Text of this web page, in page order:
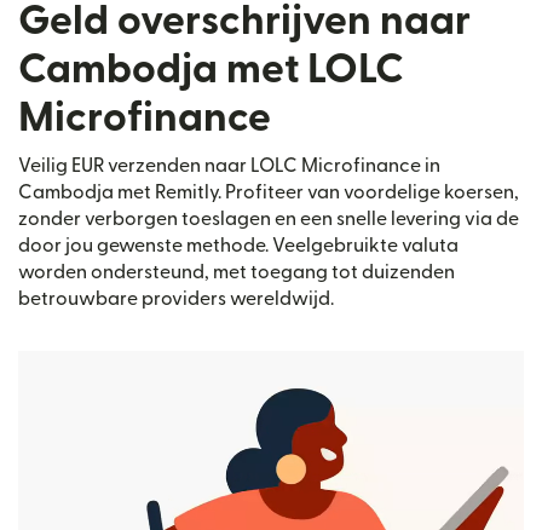
Geld overschrijven naar
Cambodja met LOLC
Microfinance
Veilig EUR verzenden naar LOLC Microfinance in
Cambodja met Remitly. Profiteer van voordelige koersen,
zonder verborgen toeslagen en een snelle levering via de
door jou gewenste methode. Veelgebruikte valuta
worden ondersteund, met toegang tot duizenden
betrouwbare providers wereldwijd.